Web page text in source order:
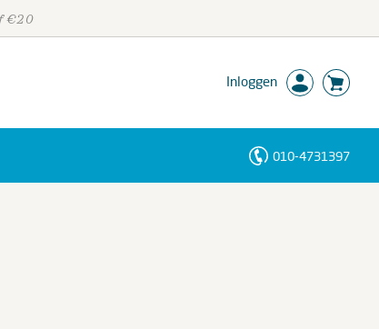
€20
Inloggen
010-4731397